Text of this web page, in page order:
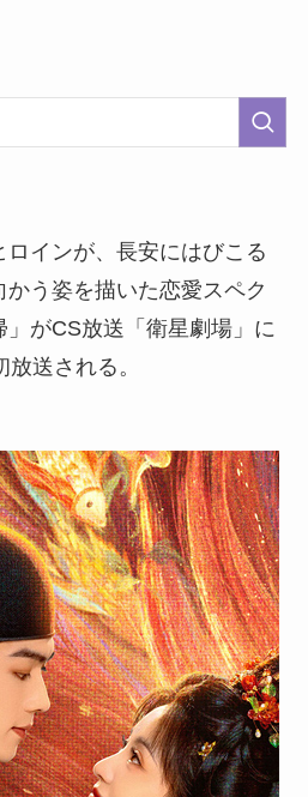
インが、長安にはびこる
う姿を描いた恋愛スペク
」がCS放送「衛星劇場」に
送される。